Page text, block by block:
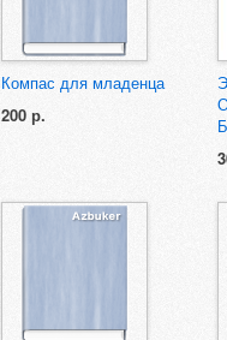
Компас для младенца
200 р.